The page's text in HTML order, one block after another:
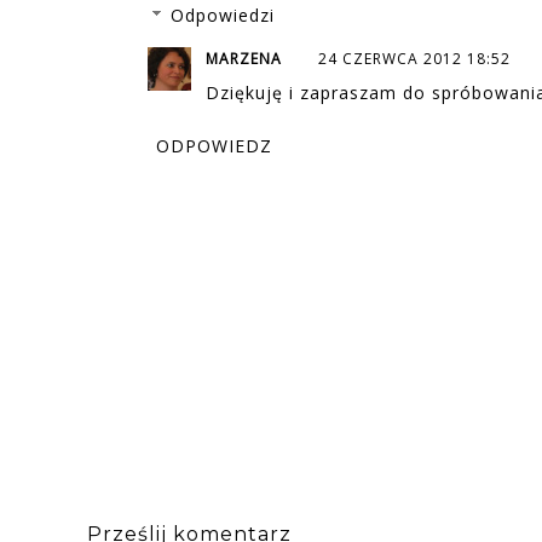
Odpowiedzi
MARZENA 24 CZERWCA 2012 18:52
Dziękuję i zapraszam do
ODPOWIEDZ
Prześlij komentarz